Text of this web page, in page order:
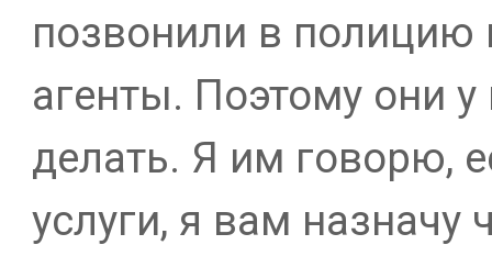
позвонили в полицию
агенты. Поэтому они
делать. Я им говорю,
услуги, я вам назначу